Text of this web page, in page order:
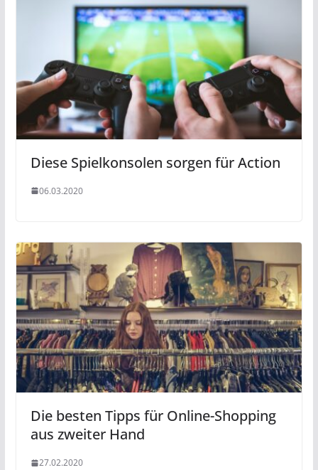
Diese Spielkonsolen sorgen für Action
06.03.2020
Die besten Tipps für Online-Shopping
aus zweiter Hand
27.02.2020